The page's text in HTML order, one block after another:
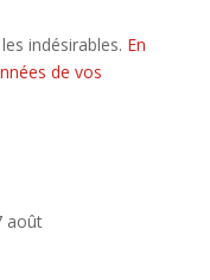
indésirables. En
de vos
août